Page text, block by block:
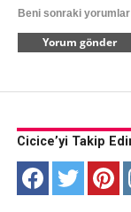
Beni sonraki
Cicice’yi Takip